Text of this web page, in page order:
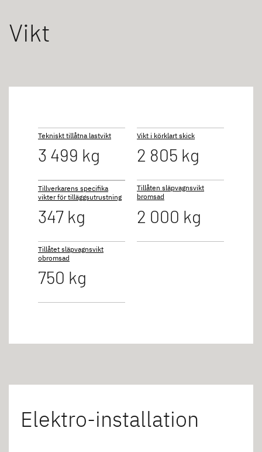
Vikt
Tekniskt tillåtna lastvikt
3 499 kg
Vikt i körklart skick
2 805 kg
Tillverkarens specifika
vikter för tilläggsutrustning
347 kg
Tillåten släpvagnsvikt
bromsad
2 000 kg
Tillåtet släpvagnsvikt
obromsad
750 kg
Elektro-installation